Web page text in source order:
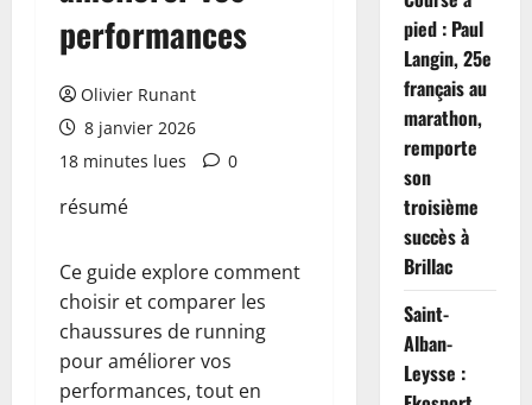
performances
Olivier Runant
8 janvier 2026
18 minutes lues
0
résumé
Ce guide explore comment
choisir et comparer les
chaussures de running
pour améliorer vos
performances, tout en
pied : Paul
Langin, 25e
français au
marathon,
remporte
son
troisième
succès à
Brillac
Saint-
Alban-
Leysse :